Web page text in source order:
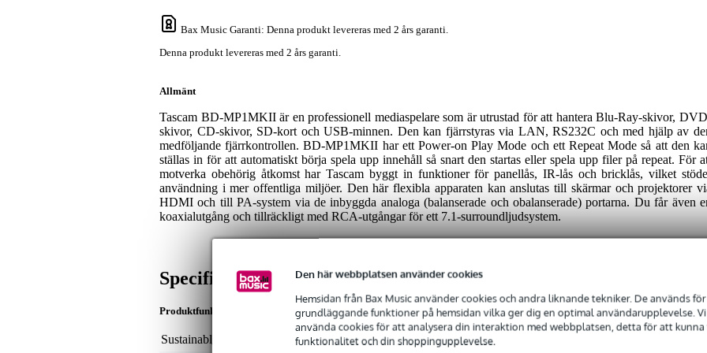
Den här webbplatsen använder cookies
Hemsidan från Bax Music använder cookies och andra liknande tekniker. De används
grundläggande funktioner på hemsidan vilka ger dig en optimal användarupplevelse.
använda cookies för att analysera din interaktion med webbplatsen, detta för att
funktionalitet och din shoppingupplevelse.
Bax Music Garanti: Denna produkt levereras med 2 års garanti.
Denna produkt levereras med 2 års garanti.
Allmänt
Tascam BD-MP1MKII är en professionell mediaspelare som är utrustad för att hantera Blu-Ray-skivor,
skivor, CD-skivor, SD-kort och USB-minnen. Den kan fjärrstyras via LAN, RS232C och med hjälp av
medföljande fjärrkontrollen. BD-MP1MKII har ett Power-on Play Mode och ett Repeat Mode så att den
ställas in för att automatiskt börja spela upp innehåll så snart den startas eller spela upp filer på repeat. För
motverka obehörig åtkomst har Tascam byggt in funktioner för panellås, IR-lås och bricklås, vilket
användning i mer offentliga miljöer. Den här flexibla apparaten kan anslutas till skärmar och projektorer
HDMI och till PA-system via de inbyggda analoga (balanserade och obalanserade) portarna. Du får även
koaxialutgång och tillräckligt med RCA-utgångar för ett 7.1-surroundljudsystem.
Specifikationer
Produktfunktioner
Sustainable product
not specified